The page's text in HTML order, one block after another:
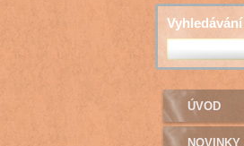
ÚVOD
NOVINKY
Vyhledávání